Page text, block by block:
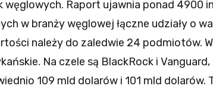
węglowych. Raport ujawnia ponad 4900
w branży węglowej łączne udziały o
należy do zaledwie 24 podmiotów.
Na czele są BlackRock i
109 mld dolarów i 101 mld dolarów.